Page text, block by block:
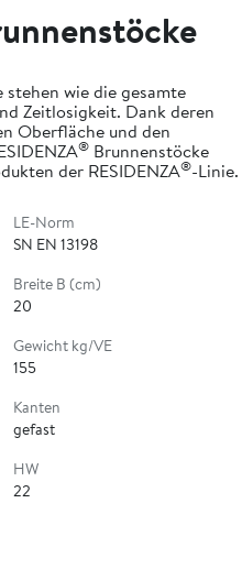
wie die gesamte
Zeitlosigkeit. Dank deren
Oberfläche und den
® Brunnenstöcke
der RESIDENZA®-Linie.
LE-Norm
SN EN 13198
Breite B (cm)
20
Gewicht kg/VE
155
Kanten
gefast
HW
22